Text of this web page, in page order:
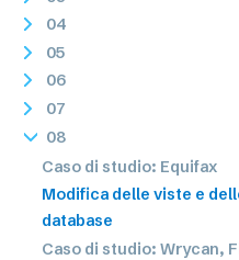
04
05
06
07
08
Caso di studio: Equifax
Modifica delle viste e
database
Caso di studio: Wrycan,